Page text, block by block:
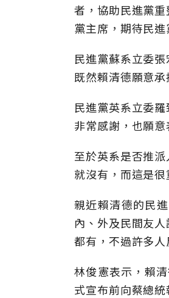
者，協助民進黨
黨主席，期待民
民進黨蘇系立委
既然賴清德願意承
民進黨英系立委
非常感謝，也願意
至於英系是否推
就沒有，而這是
親近賴清德的民
內、外及民間友
都有，不過許多
林俊憲表示，賴
式宣布前向蔡總